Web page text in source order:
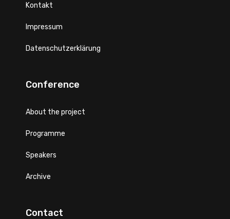
Kontakt
Impressum
Datenschutzerklärung
Conference
About the project
Programme
Speakers
Archive
Contact